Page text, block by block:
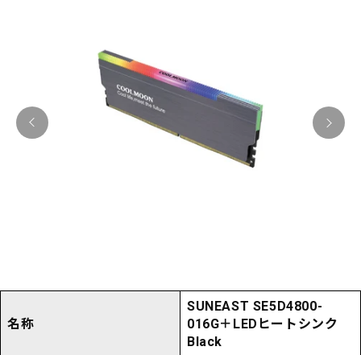
名称
SUNEAST SE5D4800-
016G＋LEDヒートシンク
Black